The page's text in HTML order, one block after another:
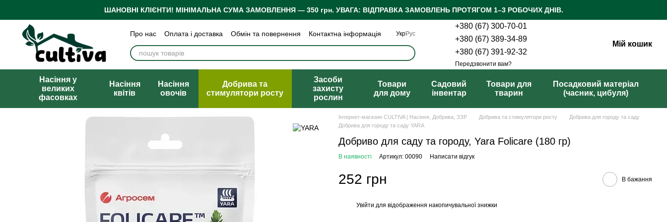
Перейти до основного контентуШАНОВНІ КЛІЄНТИ! МІНІМАЛЬНА СУМА ЗАМОВЛЕННЯ — 350 грн. УВАГА: ВІДПРАВКА ЗАМОВЛЕНЬ ПРОТЯГОМ 1–3 РОБОЧИХ ДНІВ.
Про нас Оплата і доставка Обмін та повернення
Контактна інформація
Бренди
Блог Політика конфіденційності
Відгуки про магазин
Публічна оферта
УкрРус
+380 (67) 300-70-01
+380 (67) 389-34-89
+380 (67) 391-92-32
Передзвонити вам?
Мій кошик
Насіння у
великих
фасовках
Насіння
квітів
Насіння
овочів
Добрива та
стимулятори росту
Засоби
захисту
рослин
Товари
для дому
Садовий
інвентар
Товари для
тварин
Посадковий матеріал
(часник, цибуля)
Інтернет-магазин CULTIVA | Насіння, Добрива, ЗЗР Добрива та стимулятори росту
Добрива для городу та саду
Добрива для городу та саду YARA
Добриво для саду та городу, Yara Folicare (180 гр)
В наявності Артикул: 00090 Написати відгук
252 грн В бажання
Увійти для відображення накопичувальної знижки